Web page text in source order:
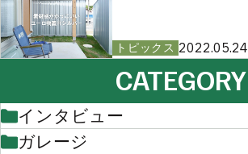
トピックス 2022.05.24
CATEGORY
インタビュー
ガレージ